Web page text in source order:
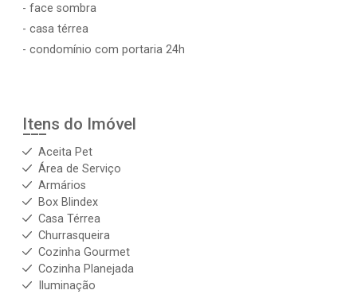
- face sombra
- casa térrea
- condomínio com portaria 24h
Itens do Imóvel
Aceita Pet
Área de Serviço
Armários
Box Blindex
Casa Térrea
Churrasqueira
Cozinha Gourmet
Cozinha Planejada
Iluminação